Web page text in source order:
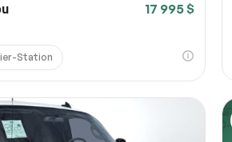
17 995 $
Station